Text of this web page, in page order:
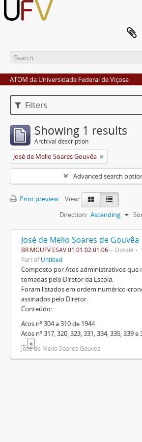
ATOM da Universidade Federal de Viçosa
Filters
Showing 1 results
Archival description
José de Mello Soares Gouvêa
Advanced search
Print preview
View:
Direction: Ascending
José de Mello Soares de Gouvêa
BR MGUFV ESAV.01.01.02.01.06 Dossiê
Part ofUntitled
Composto por Atos administrativos que
tomadas pelo Diretor da Escola.
Foram listados em ordem numérico-
assinados pelo Diretor.
Conteúdo:
Atos nº 304 a 310 de 1944
Atos nº 317, 320, 323, 331, 334, 335, 339 e
»
José de Mello Soares Gouvêa